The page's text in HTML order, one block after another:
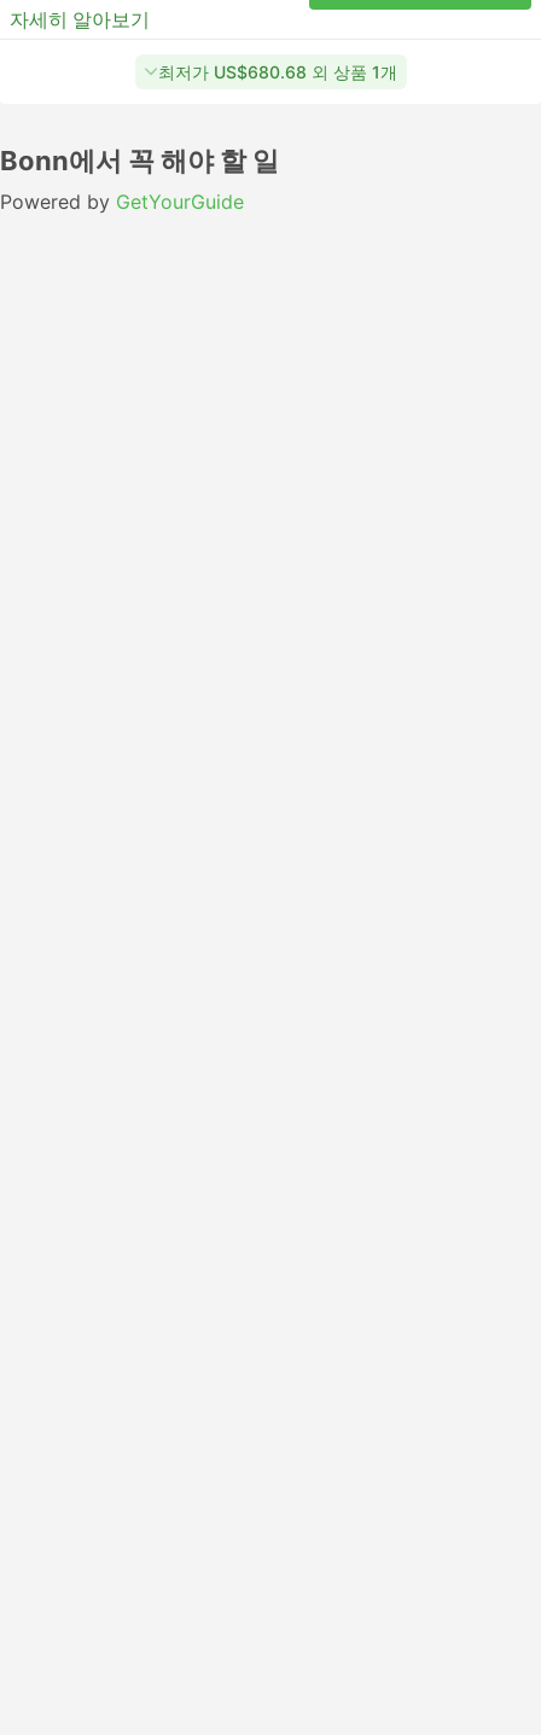
자세히 알아보기
최저가 US$680.68 외 상품 1개
Bonn에서 꼭 해야 할 일
Powered by GetYourGuide